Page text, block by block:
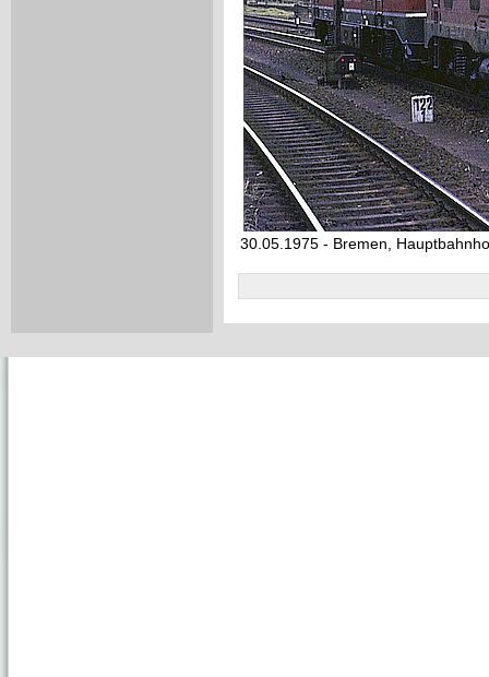
30.05.1975 - Bremen,